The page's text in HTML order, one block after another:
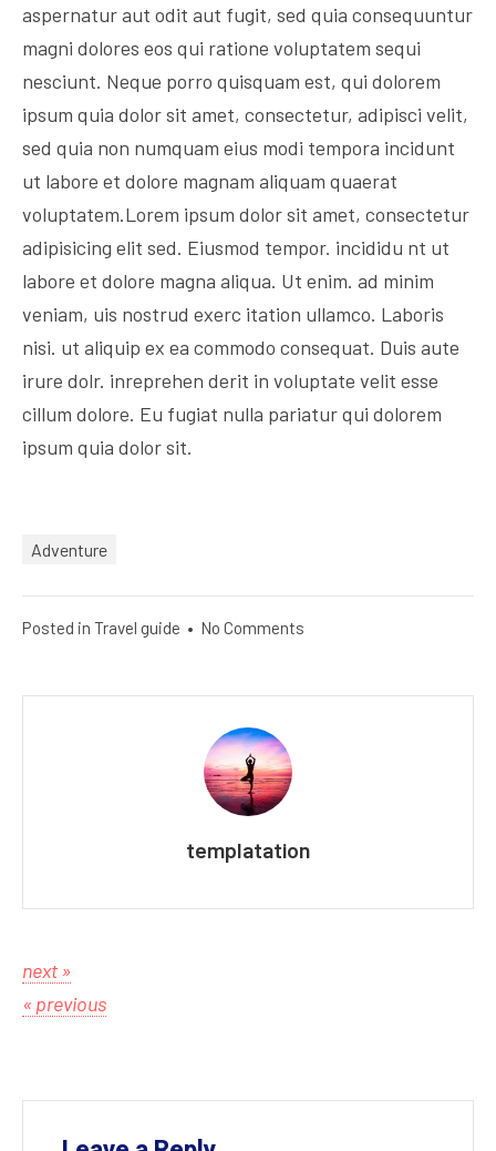
aspernatur aut odit aut fugit, sed quia consequuntur
magni dolores eos qui ratione voluptatem sequi
nesciunt. Neque porro quisquam est, qui dolorem
ipsum quia dolor sit amet, consectetur, adipisci velit,
sed quia non numquam eius modi tempora incidunt
ut labore et dolore magnam aliquam quaerat
voluptatem.Lorem ipsum dolor sit amet, consectetur
adipisicing elit sed. Eiusmod tempor. incididu nt ut
labore et dolore magna aliqua. Ut enim. ad minim
veniam, uis nostrud exerc itation ullamco. Laboris
nisi. ut aliquip ex ea commodo consequat. Duis aute
irure dolr. inreprehen derit in voluptate velit esse
cillum dolore. Eu fugiat nulla pariatur qui dolorem
ipsum quia dolor sit.
Adventure
Posted in Travel guide • No Comments
templatation
next »
« previous